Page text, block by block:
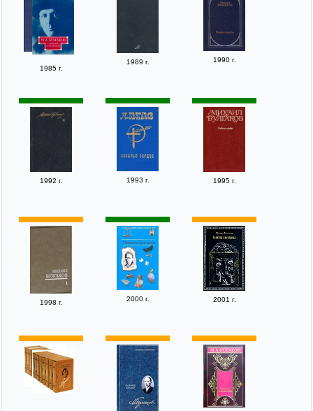
1985 г.
1989 г. 1990 г.
1992 г. 1993 г. 1995 г.
1998 г. 2000 г. 2001 г.